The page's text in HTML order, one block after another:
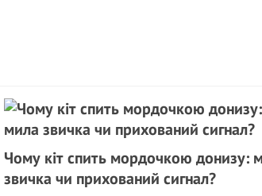
Чому кіт спить мордочкою донизу:
звичка чи прихований сигнал?